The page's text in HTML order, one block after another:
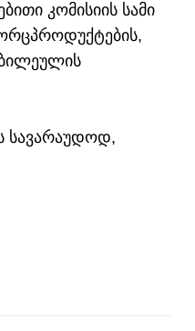
კომისიის სამი
სავარაუდოდ,